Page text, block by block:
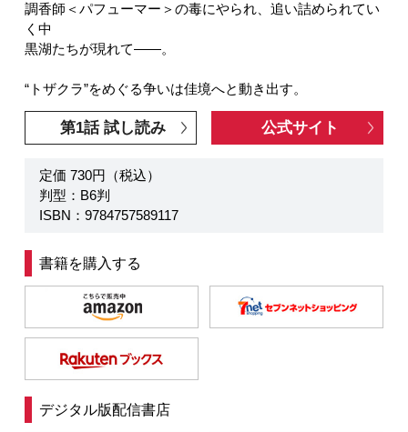
調香師＜パフューマー＞の毒にやられ、追い詰められてい
く中
黒湖たちが現れて――。
“トザクラ”をめぐる争いは佳境へと動き出す。
第1話 試し読み 公式サイト
定価 730円（税込）
判型：B6判
ISBN：9784757589117
書籍を購入する
デジタル版配信書店